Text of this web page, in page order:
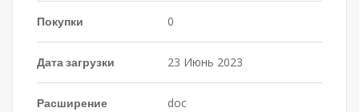
Покупки 0
Дата загрузки 23 Июнь 2023
Расширение doc